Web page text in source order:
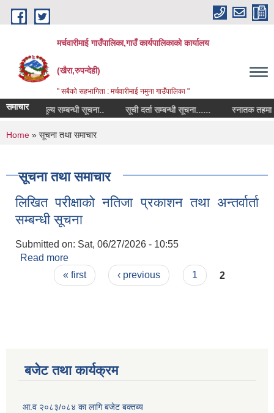
Skip to main content
मर्चवारीमाई गाउँपालिका,गाउँ कार्यपालिकाको कार्यालय
(खैरा,रुपन्देही)
" सबैको सहभागिता : मर्चवारीमाई नमुना गाउँपालिका "
समाचार
बजार मूल्य सम्बन्धी सूचना.. सूची दर्ता सम्बन्धी सूचना...... स्नातक तहमा
You are here
Home » सूचना तथा समाचार
सूचना तथा समाचार
लिखित परीक्षाको नतिजा प्रकाशन तथा अन्तर्वार्ता
सम्बन्धी सूचना
Submitted on: Sat, 06/27/2026 - 10:55
Read more
सम्बन्धी सूचना
Pages« first ‹ previous 1 2
बजेट तथा कार्यक्रम
आ.व २०८३/०८४ का लागि बजेट बक्तब्य